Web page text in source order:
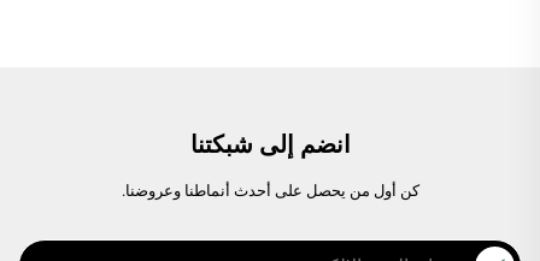
انضم إلى شبكتنا
كن أول من يحصل على أحدث أنماطنا وعروضنا.